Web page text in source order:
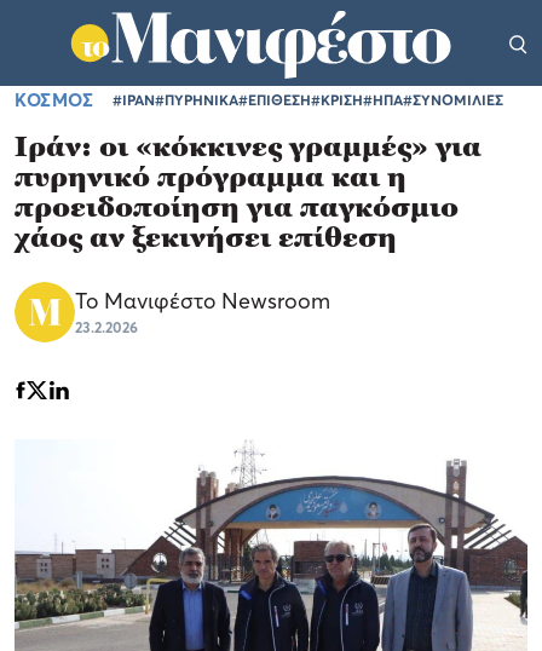
ΚΟΣΜΟΣ #ΙΡΑΝ#ΠΥΡΗΝΙΚΑ#ΕΠΙΘΕΣΗ#ΚΡΙΣΗ#ΗΠΑ#ΣΥΝΟΜΙΛΙΕΣ
Ιράν: οι «κόκκινες γραμμές» για
πυρηνικό πρόγραμμα και η
προειδοποίηση για παγκόσμιο
χάος αν ξεκινήσει επίθεση
Το Μανιφέστο Newsroom
23.2.2026